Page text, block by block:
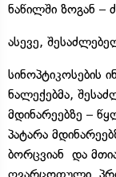
ნაწილში ზოგან –
ასევე,
ნალექებმა,
მდინარეებზე –
პატარა
ბორცვიან და